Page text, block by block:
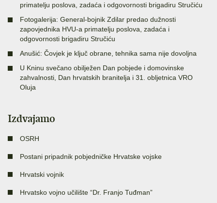
primatelju poslova, zadaća i odgovornosti brigadiru Stručiću
Fotogalerija: General-bojnik Zdilar predao dužnosti
zapovjednika HVU-a primatelju poslova, zadaća i
odgovornosti brigadiru Stručiću
Anušić: Čovjek je ključ obrane, tehnika sama nije dovoljna
U Kninu svečano obilježen Dan pobjede i domovinske
zahvalnosti, Dan hrvatskih branitelja i 31. obljetnica VRO
Oluja
Izdvajamo
OSRH
Postani pripadnik pobjedničke Hrvatske vojske
Hrvatski vojnik
Hrvatsko vojno učilište “Dr. Franjo Tuđman”